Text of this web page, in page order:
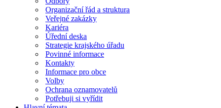
Organizační řád a struktura
Veřejné zakázky
Kariéra
Úřední deska
Strategie krajského úřadu
Povinné informace
Kontakty
Informace pro obce
Volby
Ochrana oznamovatelů
Potřebuji si vyřídit